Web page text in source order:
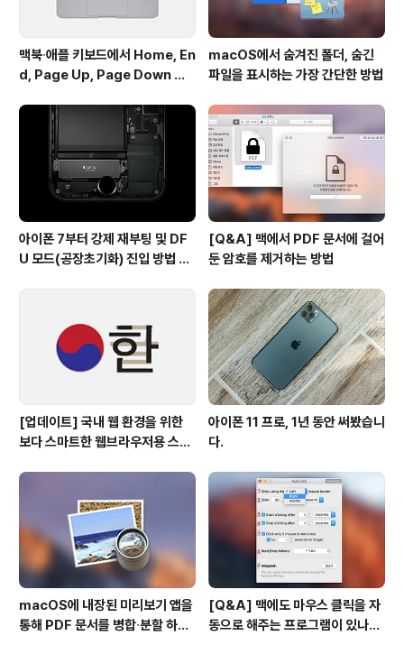
맥북∙애플 키보드에서 Home, En
d, Page Up, Page Down 키
macOS에서 숨겨진 폴더, 숨긴
파일을 표시하는 가장 간단한 방법
아이폰 7부터 강제 재부팅 및 DF
U 모드(공장초기화) 진입 방법 변
[Q&A] 맥에서 PDF 문서에 걸어
둔 암호를 제거하는 방법
[업데이트] 국내 웹 환경을 위한
보다 스마트한 웹브라우저용 스타
아이폰 11 프로, 1년 동안 써봤습니
다.
macOS에 내장된 미리보기 앱을
통해 PDF 문서를 병합∙분할 하는
[Q&A] 맥에도 마우스 클릭을 자
동으로 해주는 프로그램이 있나